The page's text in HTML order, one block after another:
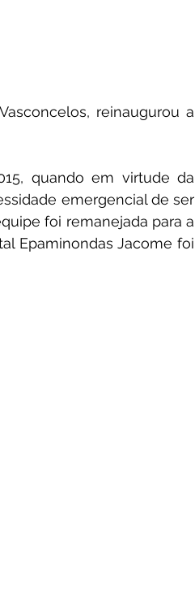
reinaugurou a
quando em virtude da
emergencial de ser
foi remanejada para a
Epaminondas Jacome foi